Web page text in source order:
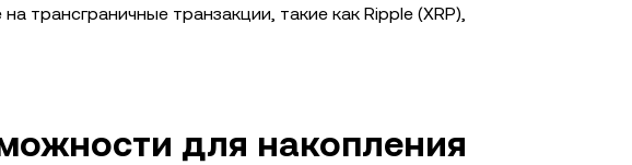
трансграничные транзакции, такие как Ripple (XRP),
для накопления